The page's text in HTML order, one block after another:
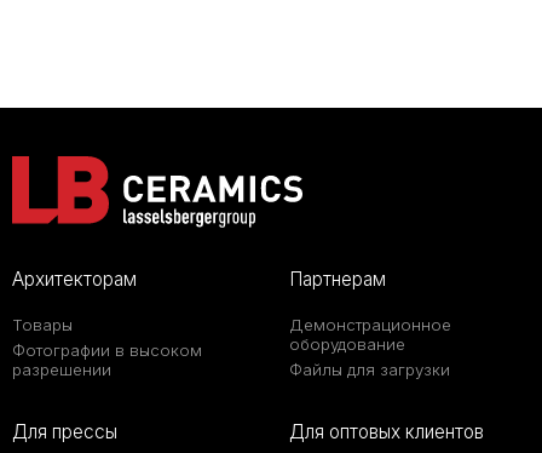
Архитекторам
Товары
Фотографии в высоком
разрешении
Партнерам
Демонстрационное
оборудование
Файлы для загрузки
Для прессы Для оптовых клиентов